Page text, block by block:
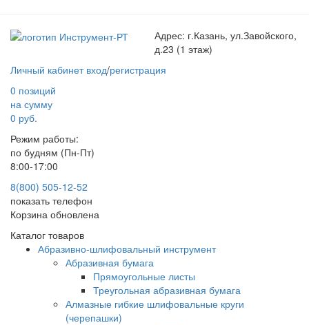
Адрес: г.Казань, ул.Завойского,
д.23 (1 этаж)
Личный кабинет вход/регистрация
0 позиций
на сумму
0 руб.
Режим работы:
по будням (Пн-Пт)
8:00-17:00
8(800) 505-12-52
показать телефон
Корзина обновлена
Каталог товаров
Абразивно-шлифовальный инструмент
Абразивная бумага
Прямоугольные листы
Треугольная абразивная бумага
Алмазные гибкие шлифовальные круги
(черепашки)